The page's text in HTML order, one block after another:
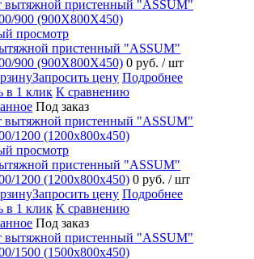
просмотр
пристенный "ASSUM"
900 (900Х800Х450) 0 руб. / шт
Запросить цену Подробнее
в 1 клик К сравнению
Под заказ
просмотр
пристенный "ASSUM"
1200 (1200х800х450) 0 руб. / шт
Запросить цену Подробнее
в 1 клик К сравнению
Под заказ